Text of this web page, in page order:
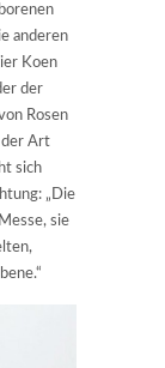
anderen
Koen
der
Rosen
der Art
sich
„Die
sie